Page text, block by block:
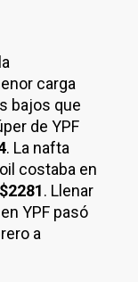
carga
bajos que
de YPF
. La nafta
costaba en
$2281. Llenar
YPF pasó
a